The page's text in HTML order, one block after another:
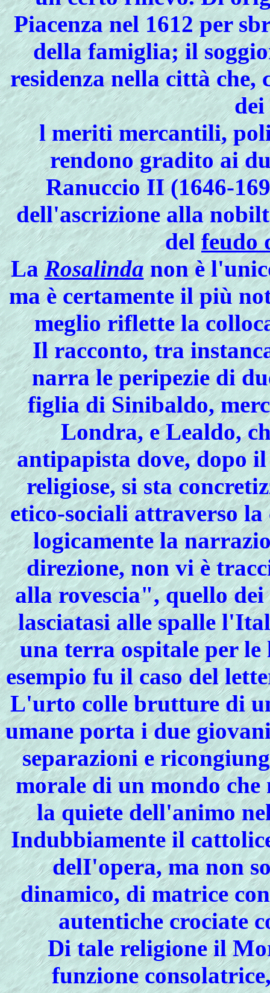
Piacenza nel 1612 per
della famiglia; il
residenza nella città che,
dei
l meriti mercantili,
rendono gradito ai
Ranuccio II (1646-
dell'ascrizione alla
delfeudo
La Rosalindanon è
ma è certamente il più
meglio riflette la
Il racconto, tra
narra le peripezie di
figlia di Sinibaldo,
Londra, e Lealdo,
antipapista dove, dopo
religiose, si sta
etico-sociali attraverso
logicamente la
direzione, non vi è
alla rovescia", quello
lasciatasi alle spalle
una terra ospitale per
esempio fu il caso del
L'urto colle brutture di
umane porta i due
separazioni e
morale di un mondo che
la quiete dell'animo
Indubbiamente il
delI'opera, ma non
dinamico, di matrice
autentiche crociate
Di tale religione il
funzione